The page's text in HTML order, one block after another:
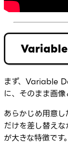
Variable
まず、Variable
に、そのまま画像
あらかじめ用意
だけを差し替え
が大きな特徴です。